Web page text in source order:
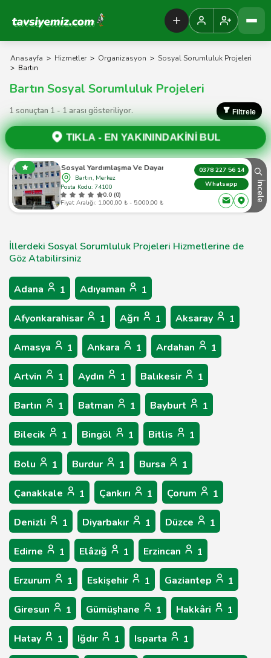
Tavsiyemiz Anasayfa
Anasayfa > Hizmetler > Organizasyon > Sosyal Sorumluluk Projeleri
> Bartın
Bartın Sosyal Sorumluluk Projeleri
1 sonuçtan 1 - 1 arası gösteriliyor. Filtrele
TIKLA - EN YAKININDAKİNİ BUL
Bartın Sosyal Yardımlaşma Ve Dayanışma Vakfı
Bartın, Merkez
Posta Kodu: 74100
0.0 (0)
Fiyat Aralığı: 1.000,00 ₺ - 5.000,00 ₺
0378 227 56 14
Whatsapp
İncele
İllerdeki Sosyal Sorumluluk Projeleri Hizmetlerine de
Göz Atabilirsiniz
Adana 1 Adıyaman 1
Afyonkarahisar 1 Ağrı 1 Aksaray 1
Amasya 1 Ankara 1 Ardahan 1
Artvin 1 Aydın 1 Balıkesir 1
Bartın 1 Batman 1 Bayburt 1
Bilecik 1 Bingöl 1 Bitlis 1
Bolu 1 Burdur 1 Bursa 1
Çanakkale 1 Çankırı 1 Çorum 1
Denizli 1 Diyarbakır 1 Düzce 1
Edirne 1 Elâzığ 1 Erzincan 1
Erzurum 1 Eskişehir 1 Gaziantep 1
Giresun 1 Gümüşhane 1 Hakkâri 1
Hatay 1 Iğdır 1 Isparta 1